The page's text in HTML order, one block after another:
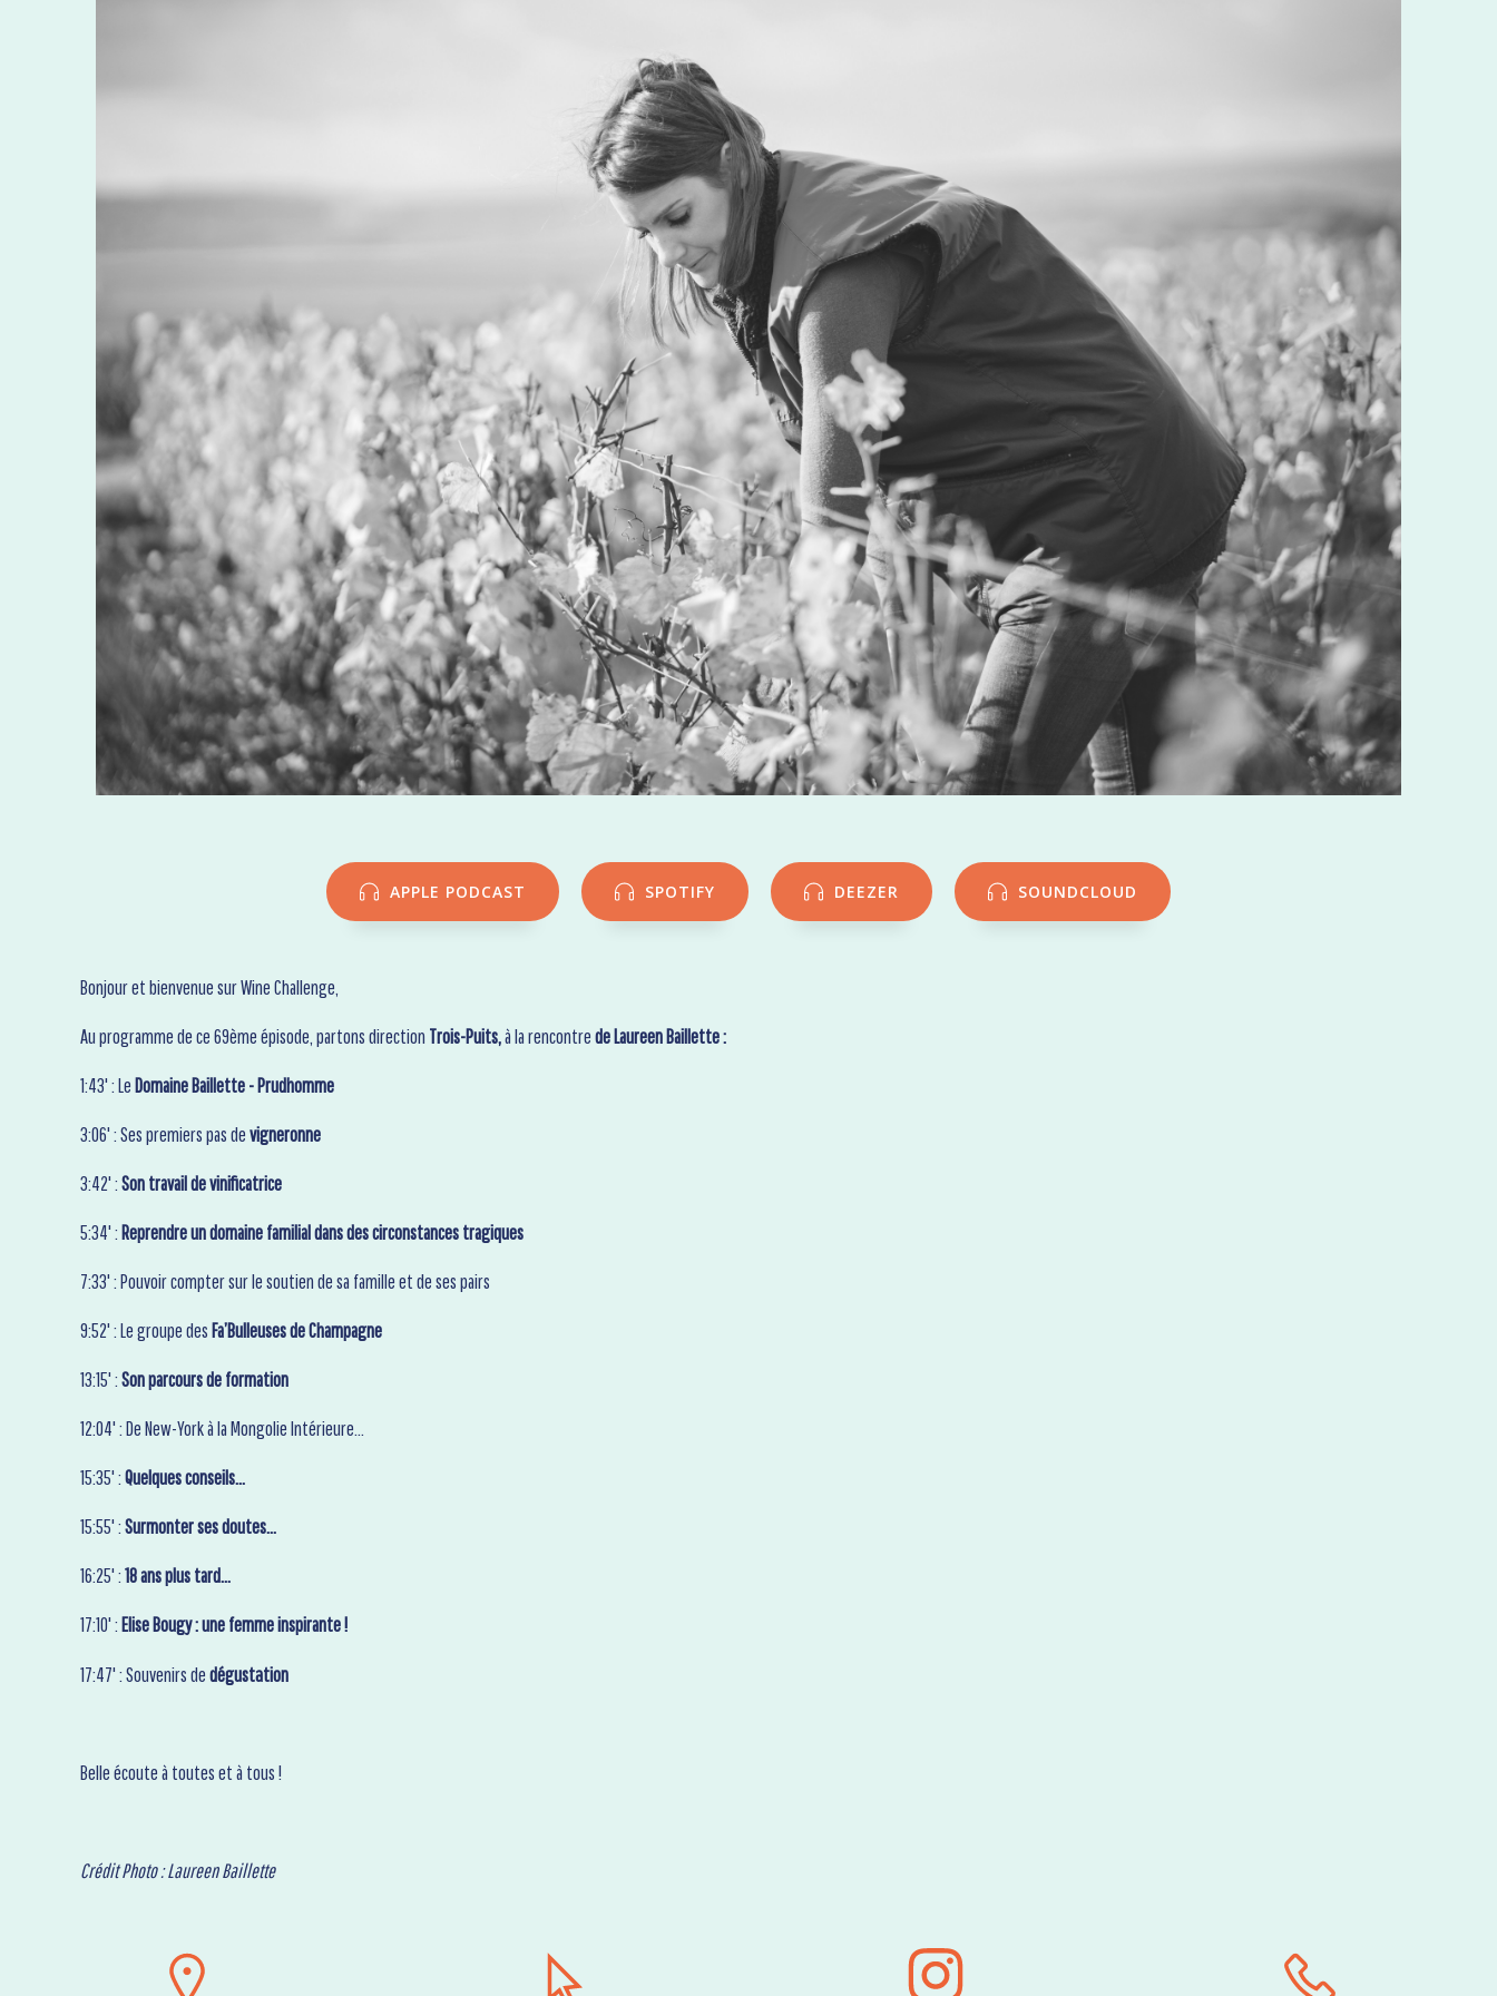
APPLE PODCAST SPOTIFY DEEZER SOUNDCLOUD
Bonjour et bienvenue sur Wine Challenge,
Au programme de ce 69ème épisode, partons direction Trois-Puits,à la rencontrede Laureen Baillette :
1:43' : Le Domaine Baillette - Prudhomme
3:06' : Ses premiers pas devigneronne
3:42' :Son travail de vinificatrice
5:34' : Reprendre un domaine familial dans des circonstances tragiques
7:33' : Pouvoir compter sur le soutien de sa famille et de ses pairs
9:52' : Le groupe des Fa’Bulleuses de Champagne
13:15' :Son parcours de formation
12:04' : De New-York à la Mongolie Intérieure…
15:35' :Quelques conseils…
15:55' :Surmonter ses doutes…
16:25' :18 ans plus tard…
17:10' : Elise Bougy : une femme inspirante !
17:47' : Souvenirs dedégustation
Belle écoute à toutes et à tous !
Crédit Photo : Laureen Baillette